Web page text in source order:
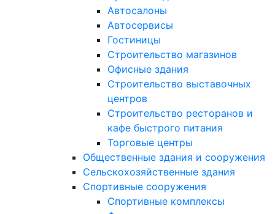
Автосалоны
Автосервисы
Гостиницы
Строительство магазинов
Офисные здания
Строительство выставочных
центров
Строительство ресторанов и
кафе быстрого питания
Торговые центры
Общественные здания и сооружения
Сельскохозяйственные здания
Спортивные сооружения
Спортивные комплексы